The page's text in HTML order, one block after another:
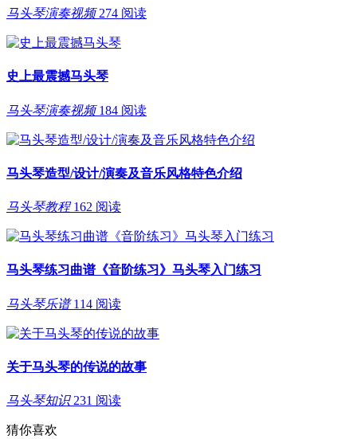
马头琴演奏视频 274 阅读
史上最震撼马头琴
马头琴演奏视频 184 阅读
马头琴造型/设计/演奏及音乐风格特色介绍
马头琴教程 162 阅读
马头琴练习曲谱《音阶练习》马头琴入门练习
马头琴乐谱 114 阅读
关于马头琴的传说的故事
马头琴知识 231 阅读
猜你喜欢